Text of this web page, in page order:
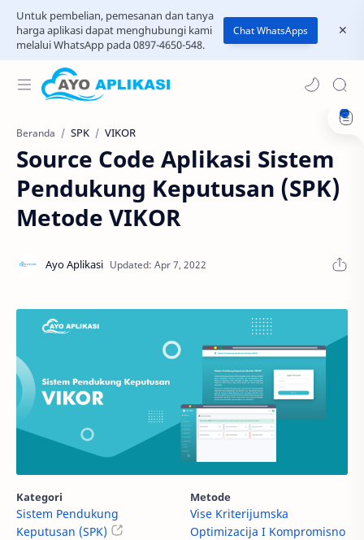
Untuk pembelian, pemesanan dan tanya
harga aplikasi dapat menghubungi kami
melalui WhatsApp pada 0897-4650-548.
Chat WhatsApps
Beranda SPK VIKOR
Source Code Aplikasi Sistem
Pendukung Keputusan (SPK)
Metode VIKOR
Kategori
Sistem Pendukung
Keputusan (SPK)
Metode
Vise Kriterijumska
Optimizacija I Kompromisno